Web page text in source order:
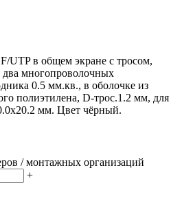
UTP в общем экране с тросом,
два многопроволочных
0.5 мм.кв., в оболочке из
полиэтилена, D-трос.1.2 мм, для
мм. Цвет чёрный.
/ монтажных организаций
+